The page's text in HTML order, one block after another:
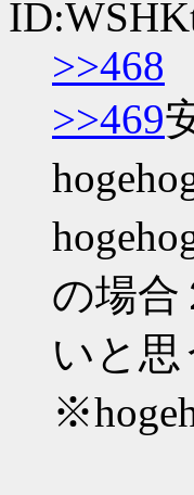
>>468
>>469
の場合
いと思